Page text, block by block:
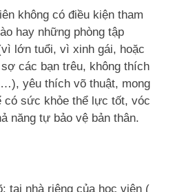
không có điều kiện tham
hay những phòng tập
lớn tuổi, vì xinh gái, hoặc
các bạn trêu, không thích
yêu thích võ thuật, mong
có sức khỏe thể lực tốt, vóc
năng tự bảo vệ bản thân.
tại nhà riêng của học viên (